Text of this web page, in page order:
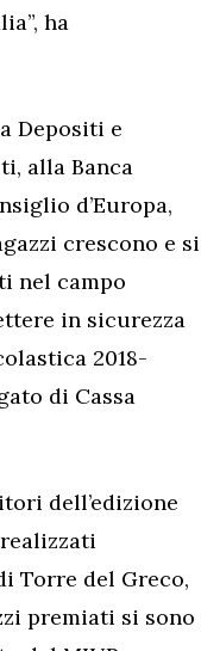
ha
Depositi e
alla Banca
d’Europa,
crescono e si
nel campo
in sicurezza
2018-
di Cassa
dell’edizione
Torre del Greco,
premiati si sono